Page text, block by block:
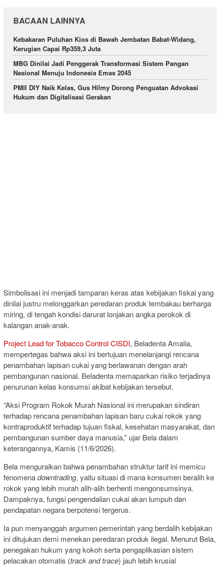
BACAAN LAINNYA
Kebakaran Puluhan Kios di Bawah Jembatan Babat-Widang,
Kerugian Capai Rp359,3 Juta
MBG Dinilai Jadi Penggerak Transformasi Sistem Pangan
Nasional Menuju Indonesia Emas 2045
PMII DIY Naik Kelas, Gus Hilmy Dorong Penguatan Advokasi
Hukum dan Digitalisasi Gerakan
Simbolisasi ini menjadi tamparan keras atas kebijakan fiskal yang
dinilai justru melonggarkan peredaran produk tembakau berharga
miring, di tengah kondisi darurat lonjakan angka perokok di
kalangan anak-anak.
Project Lead for Tobacco Control CISDI, Beladenta Amalia,
mempertegas bahwa aksi ini bertujuan menelanjangi rencana
penambahan lapisan cukai yang berlawanan dengan arah
pembangunan nasional. Beladenta memaparkan risiko terjadinya
penurunan kelas konsumsi akibat kebijakan tersebut.
“Aksi Program Rokok Murah Nasional ini merupakan sindiran
terhadap rencana penambahan lapisan baru cukai rokok yang
kontraproduktif terhadap tujuan fiskal, kesehatan masyarakat, dan
pembangunan sumber daya manusia,” ujar Bela dalam
keterangannya, Kamis (11/6/2026).
Bela menguraikan bahwa penambahan struktur tarif ini memicu
fenomenadowntrading, yaitu situasi di mana konsumen beralih ke
rokok yang lebih murah alih-alih berhenti mengonsumsinya.
Dampaknya, fungsi pengendalian cukai akan lumpuh dan
pendapatan negara berpotensi tergerus.
Ia pun menyanggah argumen pemerintah yang berdalih kebijakan
ini ditujukan demi menekan peredaran produk ilegal. Menurut Bela,
penegakan hukum yang kokoh serta pengaplikasian sistem
pelacakan otomatis (track and trace) jauh lebih krusial